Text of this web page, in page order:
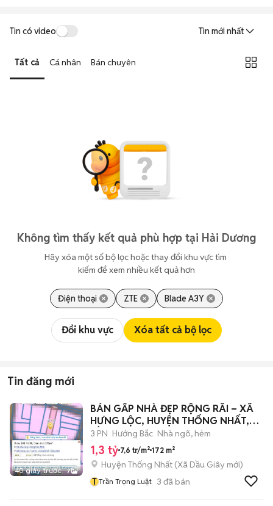
Tin có video Tin mới nhất
Tất cả Cá nhân Bán chuyên
Không tìm thấy kết quả phù hợp tại Hải Dương
Hãy xóa một số bộ lọc hoặc thay đổi khu vực tìm
kiếm để xem nhiều kết quả hơn
Điện thoại ZTE Blade A3Y
Đổi khu vực Xóa tất cả bộ lọc
Tin đăng mới
40 giây trước 7
BÁN GẤP NHÀ ĐẸP RỘNG RÃI – XÃ
HƯNG LỘC, HUYỆN THỐNG NHẤT,
ĐỒNG NAI
3 PN Hướng Bắc Nhà ngõ, hẻm
1,3 tỷ 7,6 tr/m² 172 m²
Huyện Thống Nhất (Xã Dầu Giây mới)
T Trần Trọng Luật 3 đã bán